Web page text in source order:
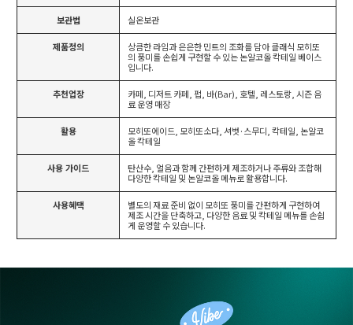
보관법 실온보관
제품정의
상큼한 라임과 은은한 민트의 조화를 담아 클래식 모히또
의 풍미를 손쉽게 구현할 수 있는 논알코올 칵테일 베이스
입니다.
추천업장
카페, 디저트 카페, 펍, 바(Bar), 호텔, 레스토랑, 시즌 음
료 운영 매장
활용
모히또에이드, 모히또소다, 셔벗·스무디, 칵테일, 논알코
올 칵테일
사용 가이드
탄산수, 얼음과 함께 간편하게 제조하거나 주류와 조합해
다양한 칵테일 및 논알코올 메뉴로 활용합니다.
사용혜택
별도의 재료 준비 없이 모히또 풍미를 간편하게 구현하여
제조 시간을 단축하고, 다양한 음료 및 칵테일 메뉴를 손쉽
게 운영할 수 있습니다.